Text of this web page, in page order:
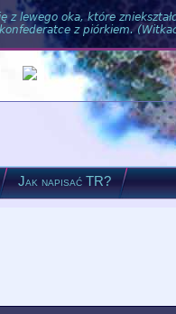
lewego oka, które
z piórkiem.
Jak napisać TR?